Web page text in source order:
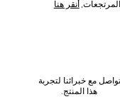
المرتجعات, أنقر هنا
تواصل مع خبرائنا لتجربة
هذا المنتج.